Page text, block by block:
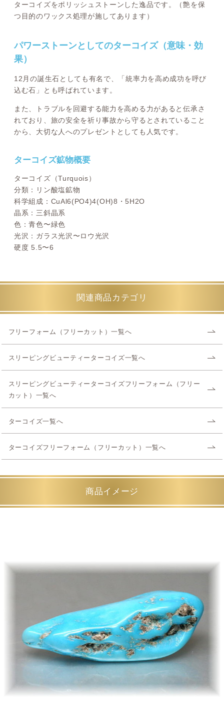
ターコイズをポリッシュストーンした逸品です。（艶を保
つ目的のワックス処理が施してあります）
パワーストーンとしてのターコイズ（意味・効
果）
12月の誕生石としても有名で、「統率力を高め成功を呼び
込む石」とも呼ばれています。
また、トラブルを回避する能力を高める力があると伝承さ
れており、旅の安全を祈り事故から守るとされていること
から、大切な人へのプレゼントとしても人気です。
ターコイズ鉱物概要
ターコイズ（Turquois）
分類：リン酸塩鉱物
科学組成：CuAl6(PO4)4(OH)8・5H2O
晶系：三斜晶系
色：青色〜緑色
光沢：ガラス光沢〜ロウ光沢
硬度 5.5〜6
関連商品カテゴリ
フリーフォーム（フリーカット）一覧へ
スリーピングビューティーターコイズ一覧へ
スリーピングビューティーターコイズフリーフォーム（フリー
カット）一覧へ
ターコイズ一覧へ
ターコイズフリーフォーム（フリーカット）一覧へ
商品イメージ